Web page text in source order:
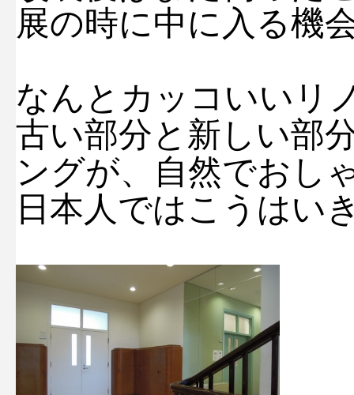
展の時に中に入る機
なんとカッコいいリ
古い部分と新しい部
ングが、自然でおし
日本人ではこうはい